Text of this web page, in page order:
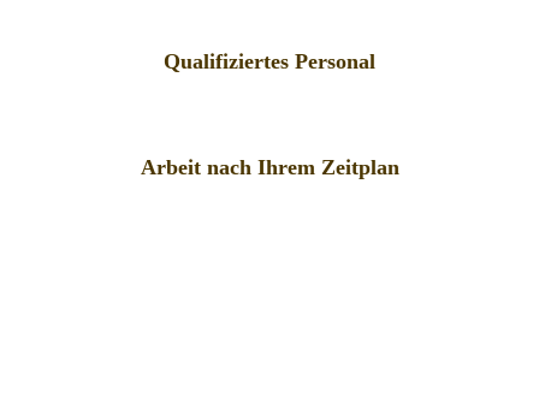
Qualifiziertes Personal
Arbeit nach Ihrem Zeitplan